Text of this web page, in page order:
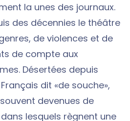
la unes des journaux.
des décennies le théâtre
de violences et de
de compte aux
Désertées depuis
dit «de souche»,
devenues de
lesquels règnent une